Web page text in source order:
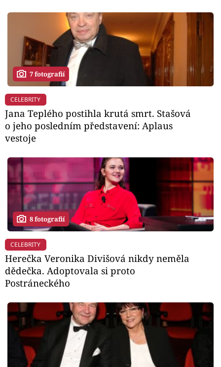
7 fotografií
CELEBRITY
Jana Teplého postihla krutá smrt. Stašová
o jeho posledním představení: Aplaus
vestoje
8 fotografií
CELEBRITY
Herečka Veronika Divišová nikdy neměla
dědečka. Adoptovala si proto
Postráneckého